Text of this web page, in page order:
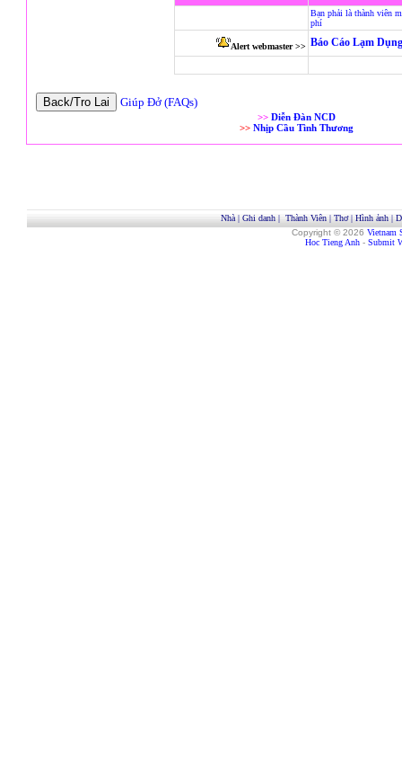
Bạn phải là thành viên
phí
Alert webmaster >> Báo Cáo Lạm
Giúp Đở (FAQs)
>> Diễn Đàn NCD
>> Nhịp Cầu Tình Thương
Nhà| Ghi danh| Thành Viên| Thơ| Hình ảnh|
Copyright © 2026 Vietnam
Hoc Tieng Anh - Submit